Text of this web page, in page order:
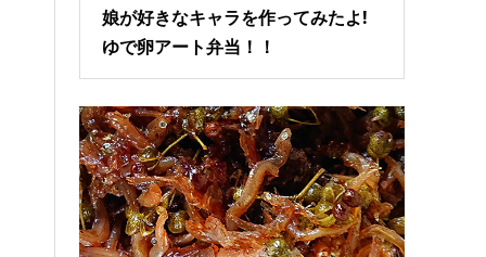
娘が好きなキャラを作ってみたよ!
ゆで卵アート弁当！！